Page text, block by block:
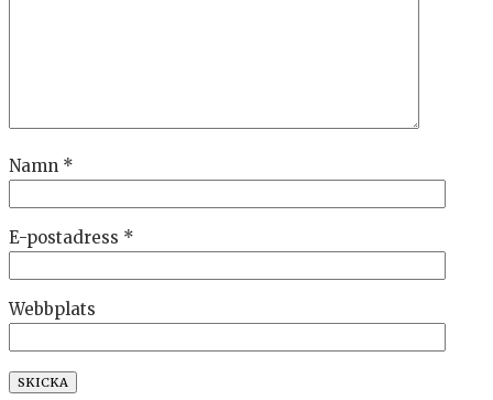
Namn *
E-postadress *
Webbplats